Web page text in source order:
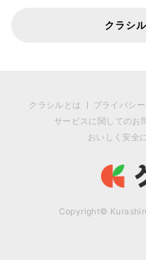
クラシ
クラシルとは プライバシ
サービスに関してのお
おいしく安全
Copyright©